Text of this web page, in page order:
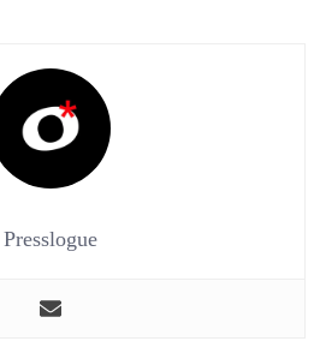
Presslogue